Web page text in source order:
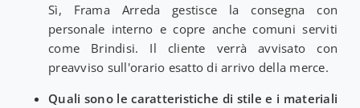
Sì, Frama Arreda gestisce la consegna con
personale interno e copre anche comuni serviti
come Brindisi. Il cliente verrà avvisato con
preavviso sull'orario esatto di arrivo della merce.
Quali sono le caratteristiche di stile e i materiali